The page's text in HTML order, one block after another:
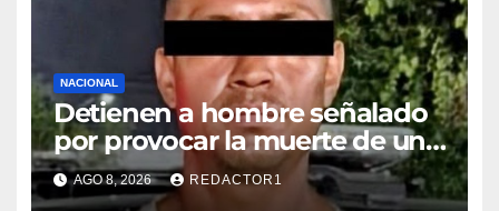
NACIONAL
Detienen a hombre señalado
por provocar la muerte de un
adulto mayor
AGO 8, 2026 REDACTOR1